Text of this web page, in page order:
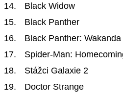
Black Widow
Black Panther
Black Panther:
Spider-Man:
Stážci Galaxie 2
Doctor Strange